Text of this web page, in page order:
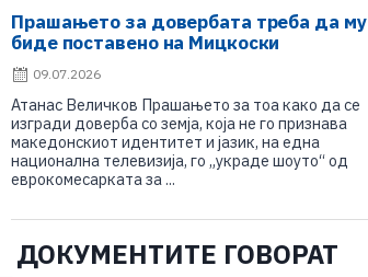
Прашањето за довербата треба да му
биде поставено на Мицкоски
09.07.2026
Атанас Величков Прашањето за тоа како да се
изгради доверба со земја, која не го признава
македонскиот идентитет и јазик, на една
национална телевизија, го „украде шоуто“ од
еврокомесарката за ...
ДОКУМЕНТИТЕ ГОВОРАТ